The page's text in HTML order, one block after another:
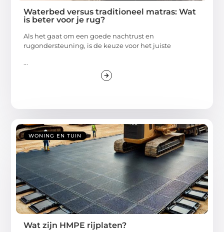
Waterbed versus traditioneel matras: Wat
is beter voor je rug?
Als het gaat om een goede nachtrust en
rugondersteuning, is de keuze voor het juiste
...
WONING EN TUIN
Wat zijn HMPE rijplaten?